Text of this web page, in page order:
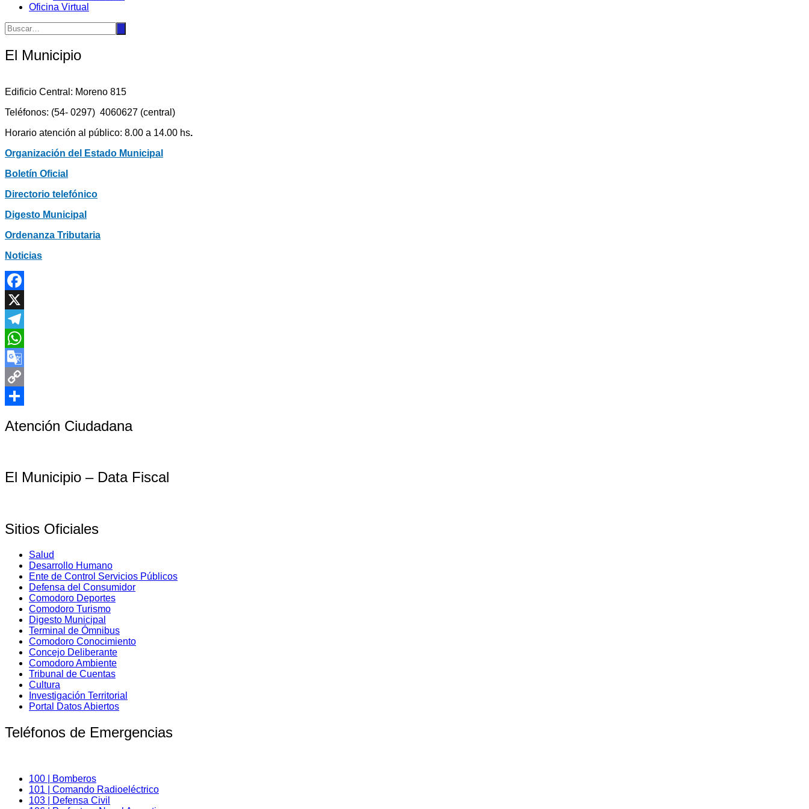
Oficina Virtual
El Municipio
Edificio Central: Moreno 815
Teléfonos: (54- 0297) 4060627 (central)
Horario atención al público: 8.00 a 14.00 hs.
Organización del Estado Municipal
Boletín Oficial
Directorio telefónico
Digesto Municipal
Ordenanza Tributaria
Noticias
Facebook
X
Telegram
WhatsApp
Google
Translate
Copy
Atención Ciudadana
El Municipio – Data Fiscal
Sitios Oficiales
Salud
Desarrollo Humano
Ente de Control Servicios Públicos
Defensa del Consumidor
Comodoro Deportes
Comodoro Turismo
Digesto Municipal
Terminal de Ómnibus
Comodoro Conocimiento
Concejo Deliberante
Comodoro Ambiente
Tribunal de Cuentas
Cultura
Investigación Territorial
Portal Datos Abiertos
Teléfonos de Emergencias
100 | Bomberos
101 | Comando Radioeléctrico
103 | Defensa Civil